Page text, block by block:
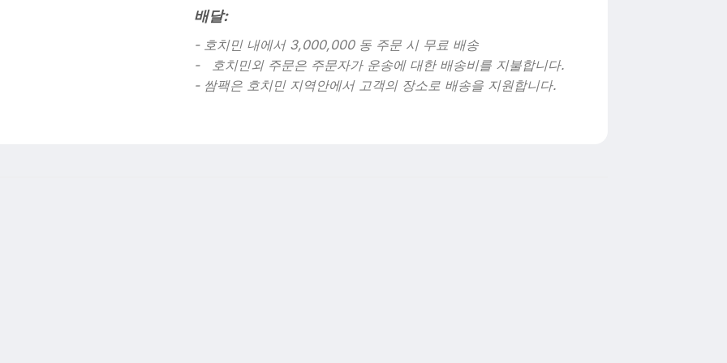
배달:
- 호치민 내에서 3,000,000 동 주문 시 무료 배송
- 호치민외 주문은 주문자가 운송에 대한 배송비를 지불합니다.
- 쌈팩은 호치민 지역안에서 고객의 장소로 배송을 지원합니다.